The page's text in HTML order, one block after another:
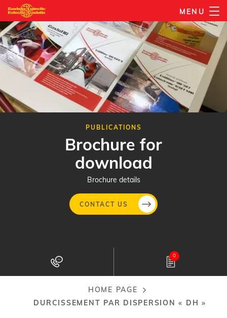
Skip
to
main
content
MENU
PUBLICATIONS
Brochure for
download
Brochure details
CONTACT US
0
Breadcrumb
HOME PAGE
DURCISSEMENT PAR DISPERSION « DH »